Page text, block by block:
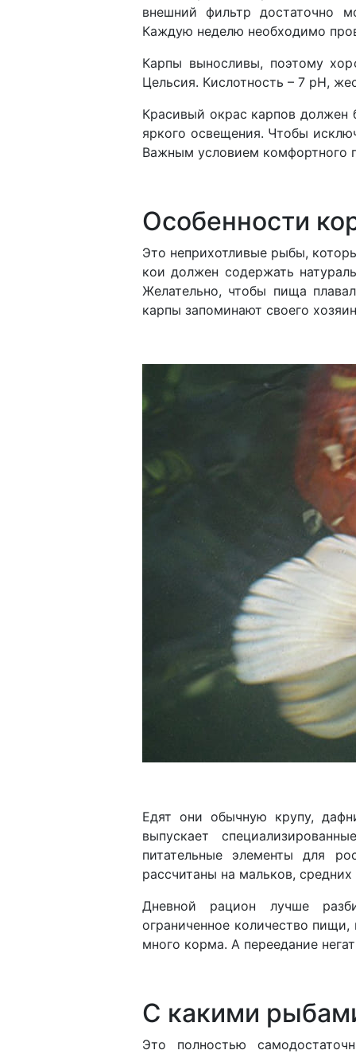
внешний фильтр достаточно
Каждую неделю необходимо
Карпы выносливы, поэтому
Цельсия. Кислотность – 7 pH,
Красивый окрас карпов должен
яркого освещения. Чтобы
Важным условием комфортного
Особенности
Это неприхотливые рыбы,
кои должен содержать
Желательно, чтобы пища
карпы запоминают своего
Едят они обычную крупу,
выпускает
питательные элементы для
рассчитаны на мальков,
Дневной рацион лучше
ограниченное количество
много корма. А переедание
С какими
Это полностью